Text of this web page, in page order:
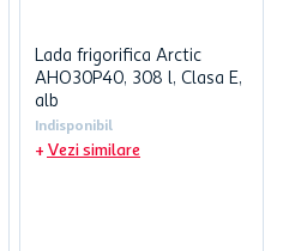
Lada frigorifica Arctic
AHO30P40, 308 l, Clasa E,
alb
Indisponibil
Vezi similare